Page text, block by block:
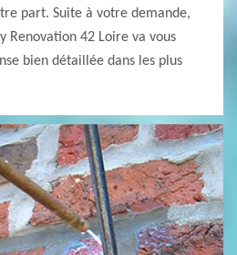
part. Suite à votre demande,
Renovation 42 Loire va vous
bien détaillée dans les plus